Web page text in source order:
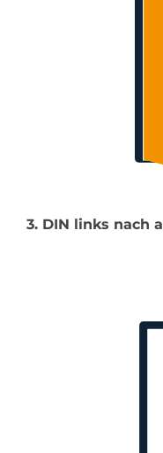
3. DIN links nach